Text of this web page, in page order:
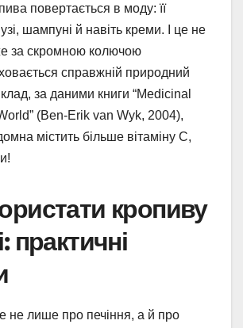
повертається в моду: її
шампуні й навіть креми. І це не
за скромною колючою
справжній природний
за даними книги “Medicinal
(Ben-Erik van Wyk, 2004),
містить більше вітаміну С,
кропиву
практичні
не лише про печіння, а й про